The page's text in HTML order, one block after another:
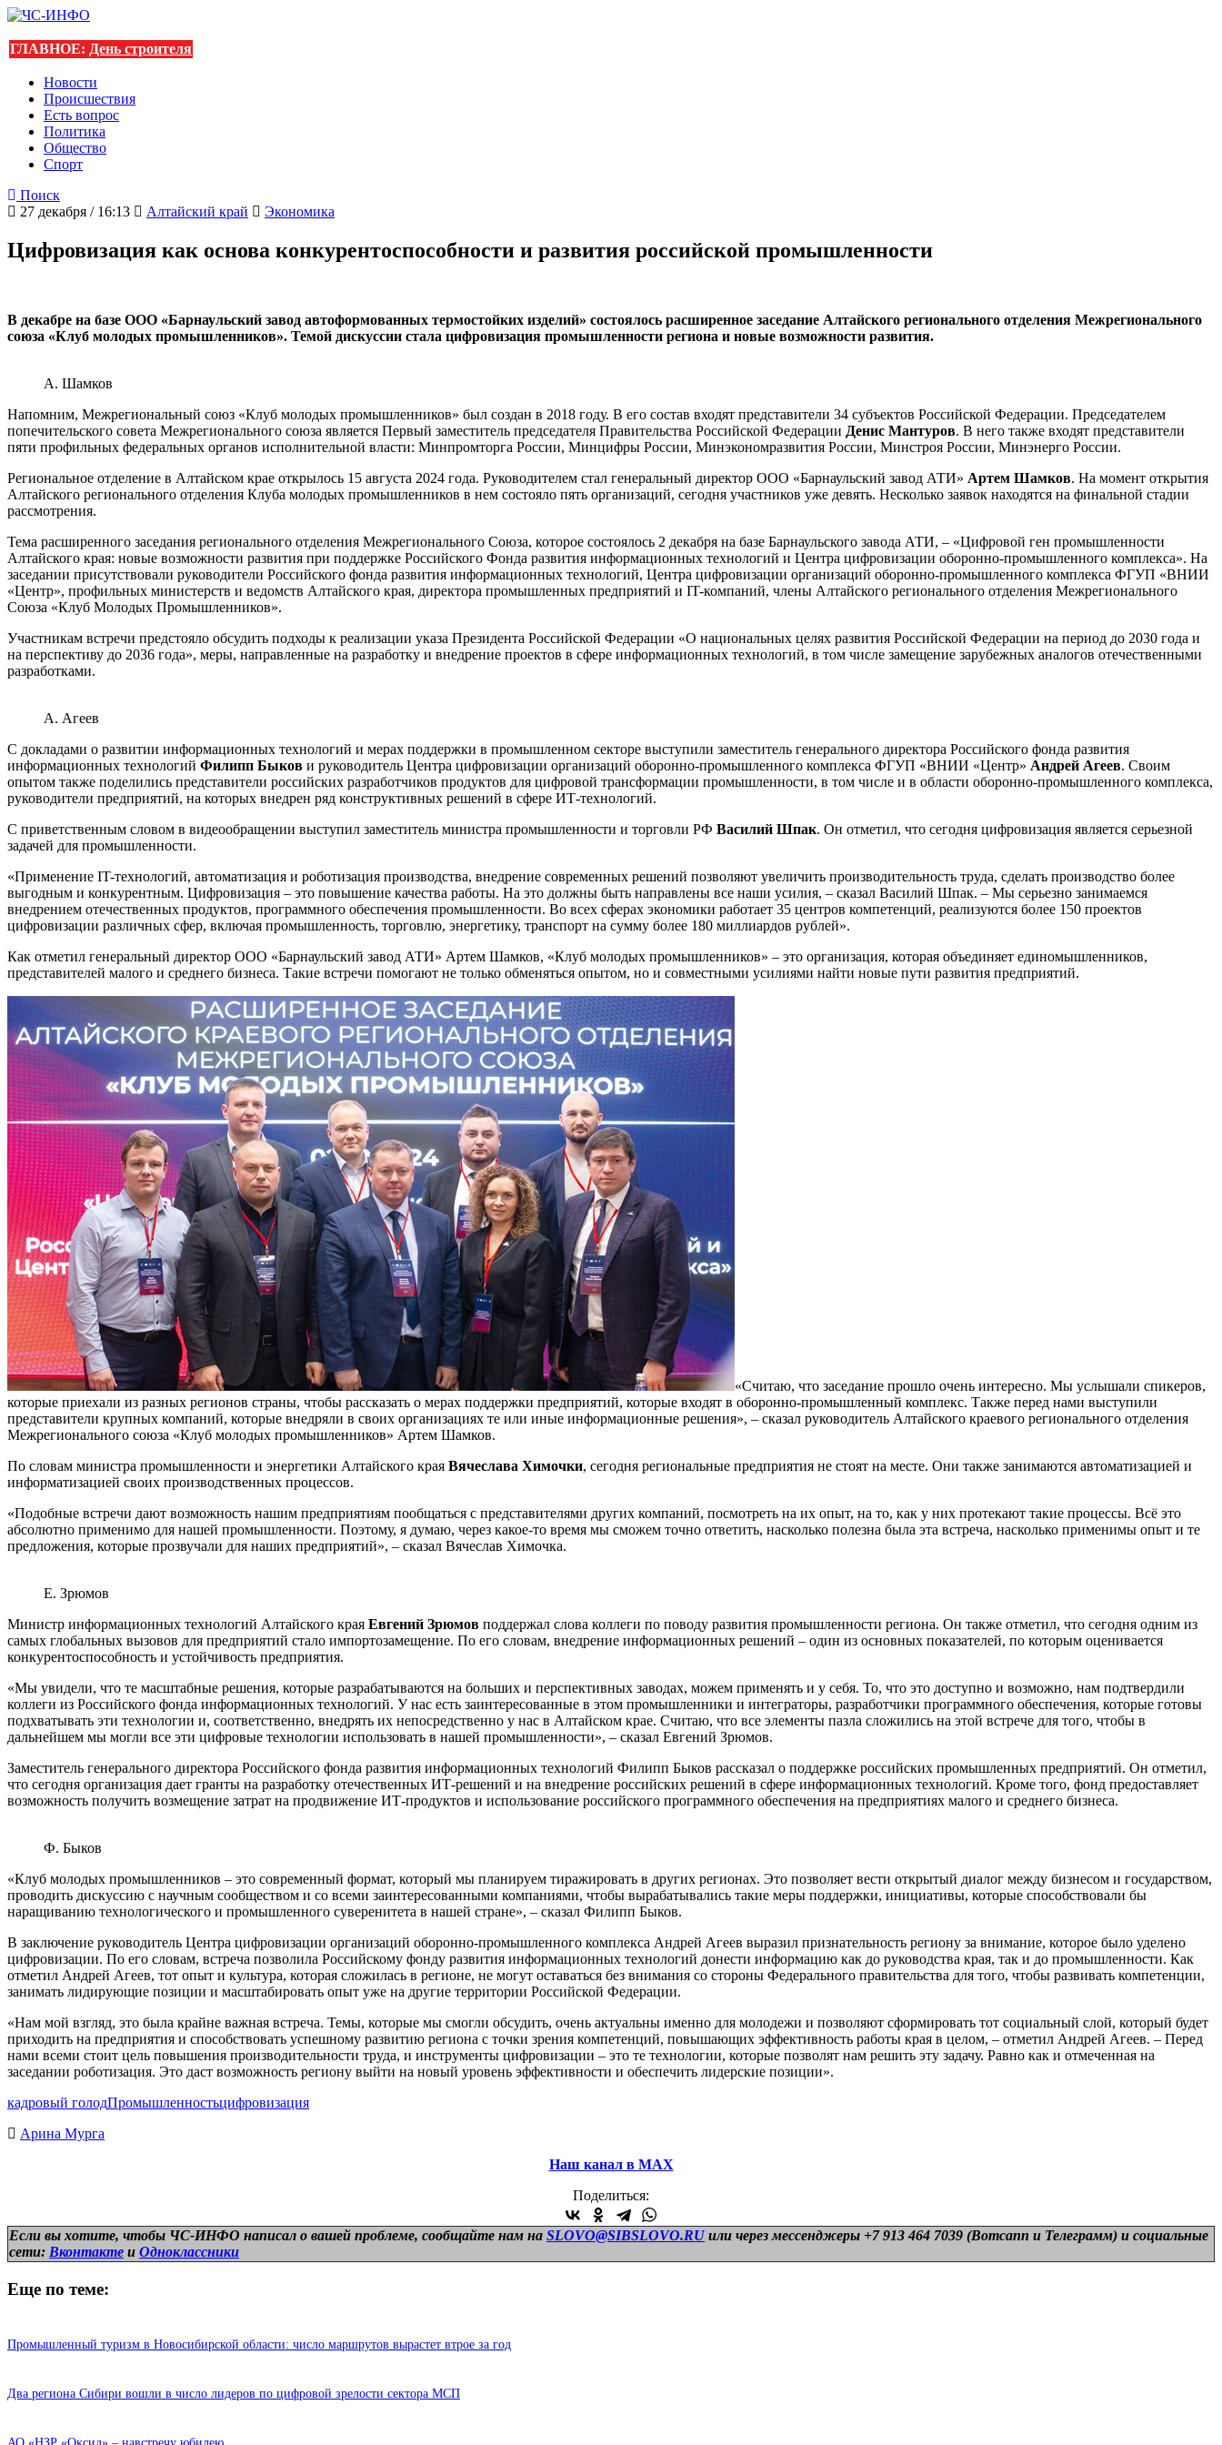
ГЛАВНОЕ: День строителя
Новости
Происшествия
Есть вопрос
Политика
Общество
Спорт
Поиск
27 декабря / 16:13
Алтайский край Экономика
Цифровизация как основа конкурентоспособности и развития российской промышленности
В декабре на базе ООО «Барнаульский завод автоформованных термостойких изделий» состоялось расширенное заседание Алтайского регионального отделения Межрегионального
союза «Клуб молодых промышленников». Темой дискуссии стала цифровизация промышленности региона и новые возможности развития.
А. Шамков
Напомним, Межрегиональный союз «Клуб молодых промышленников» был создан в 2018 году. В его состав входят представители 34 субъектов Российской Федерации. Председателем
попечительского совета Межрегионального союза является Первый заместитель председателя Правительства Российской Федерации Денис Мантуров. В него также входят представители
пяти профильных федеральных органов исполнительной власти: Минпромторга России, Минцифры России, Минэкономразвития России, Минстроя России, Минэнерго России.
Региональное отделение в Алтайском крае открылось 15 августа 2024 года. Руководителем стал генеральный директор ООО «Барнаульский завод АТИ» Артем Шамков. На момент открытия
Алтайского регионального отделения Клуба молодых промышленников в нем состояло пять организаций, сегодня участников уже девять. Несколько заявок находятся на финальной стадии
рассмотрения.
Тема расширенного заседания регионального отделения Межрегионального Союза, которое состоялось 2 декабря на базе Барнаульского завода АТИ, – «Цифровой ген промышленности
Алтайского края: новые возможности развития при поддержке Российского Фонда развития информационных технологий и Центра цифровизации оборонно-промышленного комплекса». На
заседании присутствовали руководители Российского фонда развития информационных технологий, Центра цифровизации организаций оборонно-промышленного комплекса ФГУП «ВНИИ
«Центр», профильных министерств и ведомств Алтайского края, директора промышленных предприятий и IT-компаний, члены Алтайского регионального отделения Межрегионального
Союза «Клуб Молодых Промышленников».
Участникам встречи предстояло обсудить подходы к реализации указа Президента Российской Федерации «О национальных целях развития Российской Федерации на период до 2030 года и
на перспективу до 2036 года», меры, направленные на разработку и внедрение проектов в сфере информационных технологий, в том числе замещение зарубежных аналогов отечественными
разработками.
А. Агеев
С докладами о развитии информационных технологий и мерах поддержки в промышленном секторе выступили заместитель генерального директора Российского фонда развития
информационных технологий Филипп Быков и руководитель Центра цифровизации организаций оборонно-промышленного комплекса ФГУП «ВНИИ «Центр» Андрей Агеев. Своим
опытом также поделились представители российских разработчиков продуктов для цифровой трансформации промышленности, в том числе и в области оборонно-промышленного комплекса,
руководители предприятий, на которых внедрен ряд конструктивных решений в сфере ИТ-технологий.
С приветственным словом в видеообращении выступил заместитель министра промышленности и торговли РФ Василий Шпак. Он отметил, что сегодня цифровизация является серьезной
задачей для промышленности.
«Применение IT-технологий, автоматизация и роботизация производства, внедрение современных решений позволяют увеличить производительность труда, сделать производство более
выгодным и конкурентным. Цифровизация – это повышение качества работы. На это должны быть направлены все наши усилия, – сказал Василий Шпак. – Мы серьезно занимаемся
внедрением отечественных продуктов, программного обеспечения промышленности. Во всех сферах экономики работает 35 центров компетенций, реализуются более 150 проектов
цифровизации различных сфер, включая промышленность, торговлю, энергетику, транспорт на сумму более 180 миллиардов рублей».
Как отметил генеральный директор ООО «Барнаульский завод АТИ» Артем Шамков, «Клуб молодых промышленников» – это организация, которая объединяет единомышленников,
представителей малого и среднего бизнеса. Такие встречи помогают не только обменяться опытом, но и совместными усилиями найти новые пути развития предприятий.
«Считаю, что заседание прошло очень интересно. Мы услышали спикеров,
которые приехали из разных регионов страны, чтобы рассказать о мерах поддержки предприятий, которые входят в оборонно-промышленный комплекс. Также перед нами выступили
представители крупных компаний, которые внедряли в своих организациях те или иные информационные решения», – сказал руководитель Алтайского краевого регионального отделения
Межрегионального союза «Клуб молодых промышленников» Артем Шамков.
По словам министра промышленности и энергетики Алтайского края Вячеслава Химочки, сегодня региональные предприятия не стоят на месте. Они также занимаются автоматизацией и
информатизацией своих производственных процессов.
«Подобные встречи дают возможность нашим предприятиям пообщаться с представителями других компаний, посмотреть на их опыт, на то, как у них протекают такие процессы. Всё это
абсолютно применимо для нашей промышленности. Поэтому, я думаю, через какое-то время мы сможем точно ответить, насколько полезна была эта встреча, насколько применимы опыт и те
предложения, которые прозвучали для наших предприятий», – сказал Вячеслав Химочка.
Е. Зрюмов
Министр информационных технологий Алтайского края Евгений Зрюмов поддержал слова коллеги по поводу развития промышленности региона. Он также отметил, что сегодня одним из
самых глобальных вызовов для предприятий стало импортозамещение. По его словам, внедрение информационных решений – один из основных показателей, по которым оценивается
конкурентоспособность и устойчивость предприятия.
«Мы увидели, что те масштабные решения, которые разрабатываются на больших и перспективных заводах, можем применять и у себя. То, что это доступно и возможно, нам подтвердили
коллеги из Российского фонда информационных технологий. У нас есть заинтересованные в этом промышленники и интеграторы, разработчики программного обеспечения, которые готовы
подхватывать эти технологии и, соответственно, внедрять их непосредственно у нас в Алтайском крае. Считаю, что все элементы пазла сложились на этой встрече для того, чтобы в
дальнейшем мы могли все эти цифровые технологии использовать в нашей промышленности», – сказал Евгений Зрюмов.
Заместитель генерального директора Российского фонда развития информационных технологий Филипп Быков рассказал о поддержке российских промышленных предприятий. Он отметил,
что сегодня организация дает гранты на разработку отечественных ИТ-решений и на внедрение российских решений в сфере информационных технологий. Кроме того, фонд предоставляет
возможность получить возмещение затрат на продвижение ИТ-продуктов и использование российского программного обеспечения на предприятиях малого и среднего бизнеса.
Ф. Быков
«Клуб молодых промышленников – это современный формат, который мы планируем тиражировать в других регионах. Это позволяет вести открытый диалог между бизнесом и государством,
проводить дискуссию с научным сообществом и со всеми заинтересованными компаниями, чтобы вырабатывались такие меры поддержки, инициативы, которые способствовали бы
наращиванию технологического и промышленного суверенитета в нашей стране», – сказал Филипп Быков.
В заключение руководитель Центра цифровизации организаций оборонно-промышленного комплекса Андрей Агеев выразил признательность региону за внимание, которое было уделено
цифровизации. По его словам, встреча позволила Российскому фонду развития информационных технологий донести информацию как до руководства края, так и до промышленности. Как
отметил Андрей Агеев, тот опыт и культура, которая сложилась в регионе, не могут оставаться без внимания со стороны Федерального правительства для того, чтобы развивать компетенции,
занимать лидирующие позиции и масштабировать опыт уже на другие территории Российской Федерации.
«Нам мой взгляд, это была крайне важная встреча. Темы, которые мы смогли обсудить, очень актуальны именно для молодежи и позволяют сформировать тот социальный слой, который будет
приходить на предприятия и способствовать успешному развитию региона с точки зрения компетенций, повышающих эффективность работы края в целом, – отметил Андрей Агеев. – Перед
нами всеми стоит цель повышения производительности труда, и инструменты цифровизации – это те технологии, которые позволят нам решить эту задачу. Равно как и отмеченная на
заседании роботизация. Это даст возможность региону выйти на новый уровень эффективности и обеспечить лидерские позиции».
кадровый голодПромышленностьцифровизация
Арина Мурга
Наш канал в МАХ
Поделиться:
Если вы хотите, чтобы ЧС-ИНФО написал о вашей проблеме, сообщайте нам на SLOVO@SIBSLOVO.RU или через мессенджеры +7 913 464 7039 (Вотсапп и Телеграмм) и социальные
сети: Вконтакте и Одноклассники
Еще по теме:
Промышленный туризм в Новосибирской области: число маршрутов вырастет втрое за год
Два региона Сибири вошли в число лидеров по цифровой зрелости сектора МСП